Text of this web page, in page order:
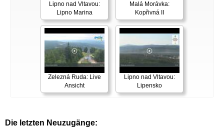
Lipno nad Vltavou:
Lipno Marina
Malá Morávka:
Kopřivná II
Zelezná Ruda: Live
Ansicht
Lipno nad Vltavou:
Lipensko
Die letzten Neuzugänge: